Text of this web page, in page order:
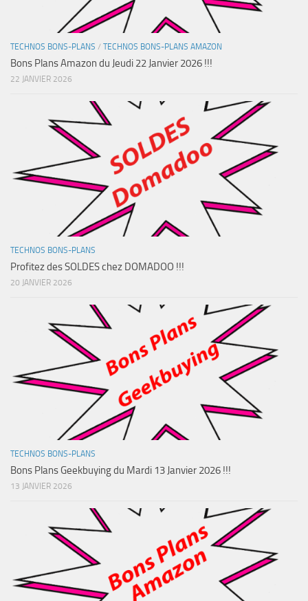
TECHNOS BONS-PLANS / TECHNOS BONS-PLANS AMAZON
Bons Plans Amazon du Jeudi 22 Janvier 2026 !!!
22 JANVIER 2026
TECHNOS BONS-PLANS
Profitez des SOLDES chez DOMADOO !!!
20 JANVIER 2026
TECHNOS BONS-PLANS
Bons Plans Geekbuying du Mardi 13 Janvier 2026 !!!
13 JANVIER 2026